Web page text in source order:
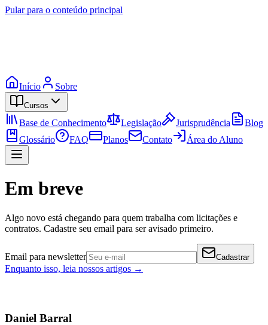
Pular para o conteúdo principal
Início Sobre
Cursos
Base de Conhecimento Legislação Jurisprudência
Blog
Glossário
FAQ Planos Contato Área do Aluno
Em breve
Algo novo está chegando para quem trabalha com licitações e
contratos. Cadastre seu email para ser avisado primeiro.
Email para newsletter Cadastrar
Enquanto isso, leia nossos artigos →
Daniel Barral